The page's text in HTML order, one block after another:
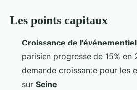
Les points capitaux
Croissance de
parisien progresse de 15% en
demande croissante pour les
sur Seine